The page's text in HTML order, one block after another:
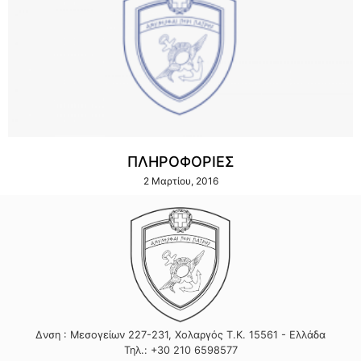
ΠΛΗΡΟΦΟΡΙΕΣ
2 Μαρτίου, 2016
Δνση : Μεσογείων 227-231, Χολαργός Τ.Κ. 15561 - Ελλάδα
Τηλ.: +30 210 6598577